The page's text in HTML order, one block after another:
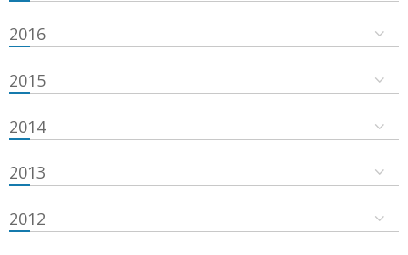
2016
2015
2014
2013
2012